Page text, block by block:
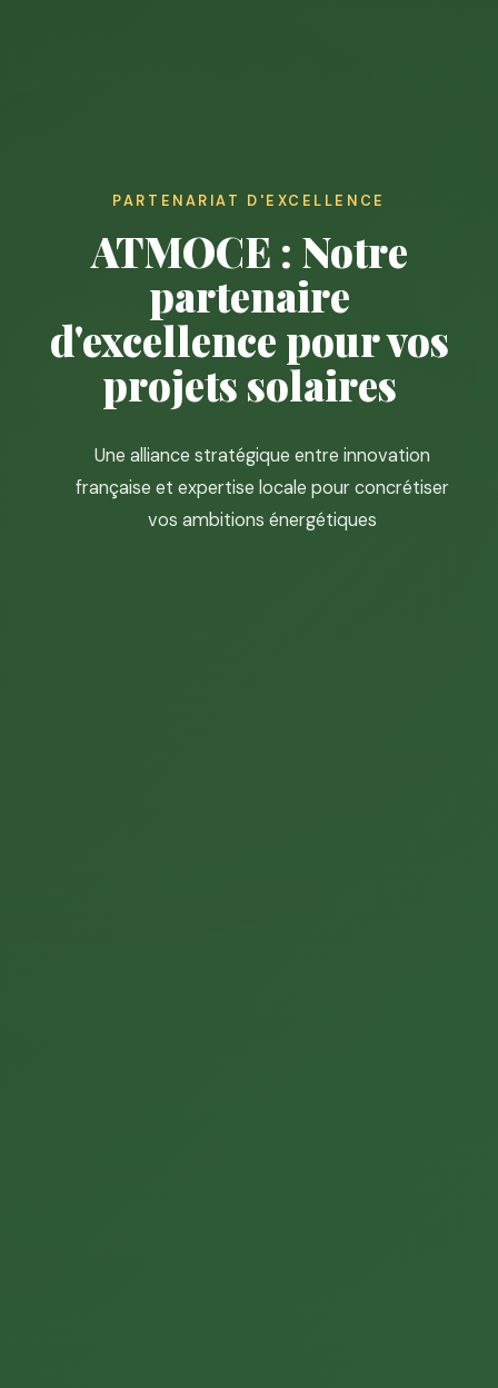
PARTENARIAT D'EXCELLENCE
ATMOCE : Notre
partenaire
d'excellence pour vos
projets solaires
Une alliance stratégique entre innovation
française et expertise locale pour concrétiser
vos ambitions énergétiques